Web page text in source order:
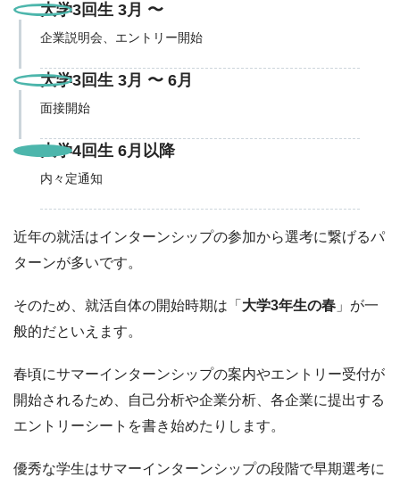
大学3回生 3月 〜
企業説明会、エントリー開始
大学3回生 3月 〜 6月
面接開始
大学4回生 6月以降
内々定通知
近年の就活はインターンシップの参加から選考に繋げるパ
ターンが多いです。
そのため、就活自体の開始時期は「 大学3年生の春 」が一
般的だといえます。
春頃にサマーインターンシップの案内やエントリー受付が
開始されるため、自己分析や企業分析、各企業に提出する
エントリーシートを書き始めたりします。
優秀な学生はサマーインターンシップの段階で早期選考に